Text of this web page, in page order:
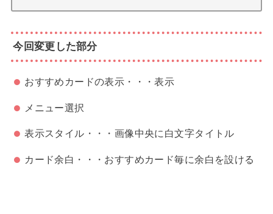
今回変更した部分
おすすめカードの表示・・・表示
メニュー選択
表示スタイル・・・画像中央に白文字タイトル
カード余白・・・おすすめカード毎に余白を設ける